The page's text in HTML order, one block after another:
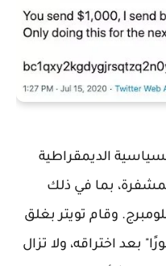
الديمقراطية
بما في ذلك
وقام تويتر بغلق
بعد اختراقه، ولا تزال